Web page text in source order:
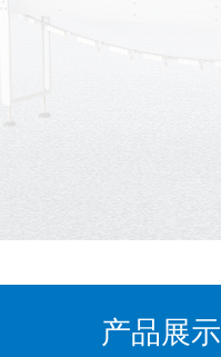
产品展示